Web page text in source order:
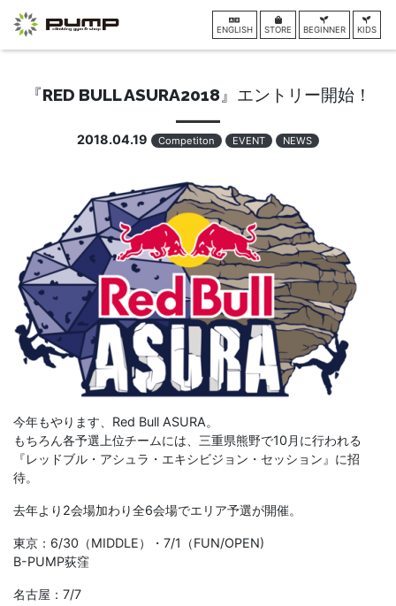
ENGLISH STORE BEGINNER KIDS
『RED BULL ASURA2018』エントリー開始！
2018.04.19 Competiton EVENT NEWS
今年もやります、Red Bull ASURA。
もちろん各予選上位チームには、三重県熊野で10月に行われる
『レッドブル・アシュラ・エキシビジョン・セッション』に招
待。
去年より2会場加わり全6会場でエリア予選が開催。
東京：6/30（MIDDLE）・7/1（FUN/OPEN)
B-PUMP荻窪
名古屋：7/7